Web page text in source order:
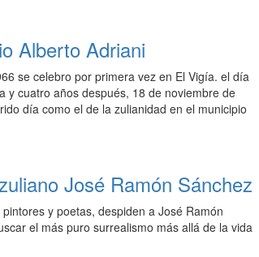
Alberto Adriani
se celebro por primera vez en El Vigía. el día
y cuatro años después, 18 de noviembre de
día como el de la zulianidad en el municipio
José Ramón Sánchez
y poetas, despiden a José Ramón
el más puro surrealismo más allá de la vida